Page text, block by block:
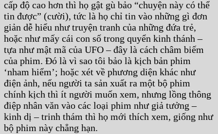
cấp độ cao hơn thì họ gật gù bảo “chuyện này có thể
tin được” (cười), tức là họ chỉ tin vào những gì đơn
giản dễ hiểu như truyện tranh của những đứa trẻ,
hoặc như mấy cái con số trong quyển kinh thánh –
tựa như mật mã của UFO – đây là cách châm biếm
của phim. Đó là vì sao tôi bảo là kịch bản phim
‘nham hiểm’; hoặc xét về phương diện khác như
điện ảnh, nếu người ta sản xuất ra một bộ phim
chính kịch thì ít người muốn xem, nhưng lồng thông
điệp nhân văn vào các loại phim như giả tưởng –
kinh dị – trinh thám thì họ mới thích xem, giống như
bộ phim này chẳng hạn.